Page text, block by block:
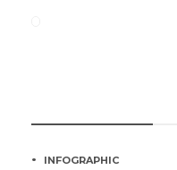
INFOGRAPHIC